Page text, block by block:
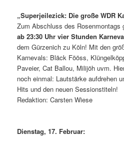
„Superjeilezick: Die große WDR
Zum Abschluss des
ab 23:30 Uhr vier Stunden
dem Gürzenich zu Köln! Mit den
Karnevals: Bläck Fööss,
Paveier, Cat Ballou, Milijöh uvm.
noch einmal: Lautstärke aufdrehen
Hits und den neuen Sessionstiteln!
Redaktion: Carsten Wiese
Dienstag, 17. Februar: